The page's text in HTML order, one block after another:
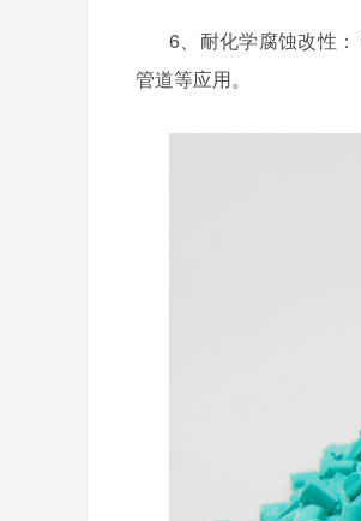
6、 耐化学腐蚀改性：
管道等应用。